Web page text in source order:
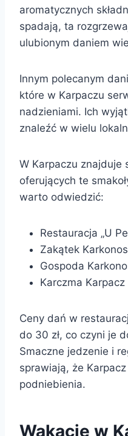
aromatycznych
spadają, ta
ulubionym daniem
Innym polecanym
które w Karpaczu
nadzieniami. Ich
znaleźć w wielu
W Karpaczu znajduje
oferujących te
warto odwiedzić:
Restauracja „U
Zakątek
Gospoda
Karczma Karpacz
Ceny dań w
do 30 zł, co czyni je
Smaczne jedzenie i
sprawiają, że
podniebienia.
Wakacje w